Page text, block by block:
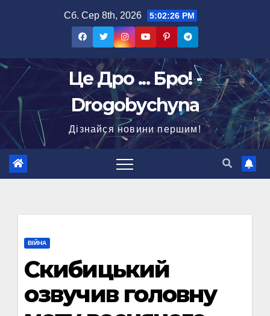
Сб. Сер 8th, 2026 5:02:27 PM
Це Дро ... Бро! -
Drogobychyna
Дізнайся новини першим!
ВІЙНА
Скибицький
озвучив головну